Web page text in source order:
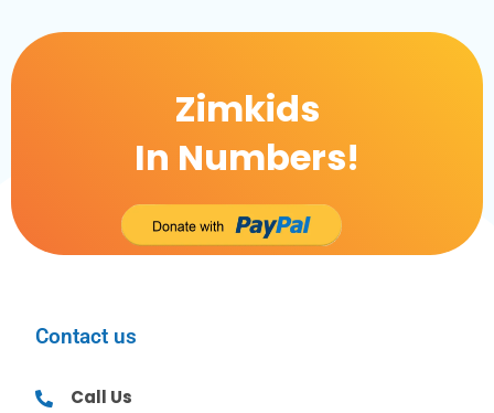
Zimkids
In Numbers!
Contact us
Call Us